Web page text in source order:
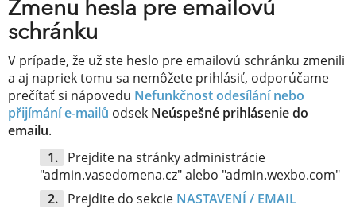
Zmenu hesla pre emailovú
schránku
V prípade, že už ste heslo pre emailovú schránku zmenili
a aj napriek tomu sa nemôžete prihlásiť, odporúčame
prečítať si nápovedu Nefunkčnost odesílání nebo
přijímání e-mailů odsek Neúspešné prihlásenie do
emailu.
Prejdite na stránky administrácie
"admin.vasedomena.cz" alebo "admin.wexbo.com"
Prejdite do sekcie NASTAVENÍ / EMAIL